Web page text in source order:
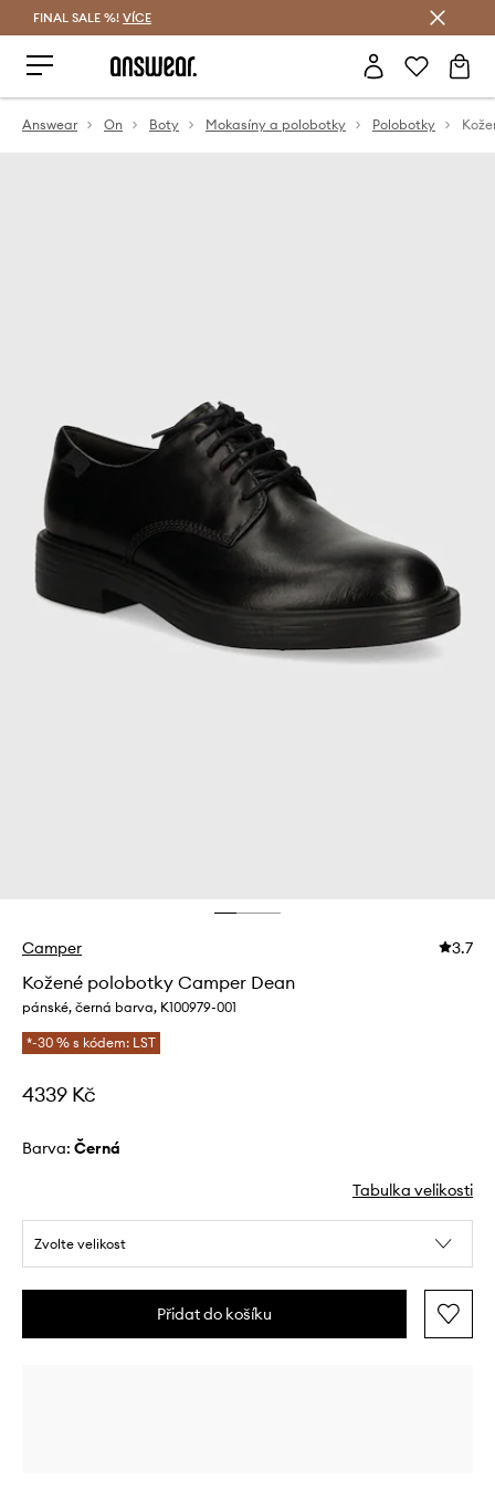
FINAL SALE %! VÍCE
Answear On Boty Mokasíny a polobotky Polobotky
Camper 3.7
Kožené polobotky Camper Dean
pánské, černá barva, K100979-001
*-30 % s kódem: LST
4339 Kč
Barva: černá
Tabulka velikosti
Zvolte velikost
Přidat do košíku